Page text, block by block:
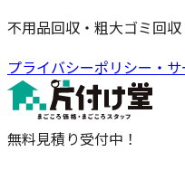
不用品回収・粗大ゴミ回
プライバシーポリシー・
無料見積り受付中！